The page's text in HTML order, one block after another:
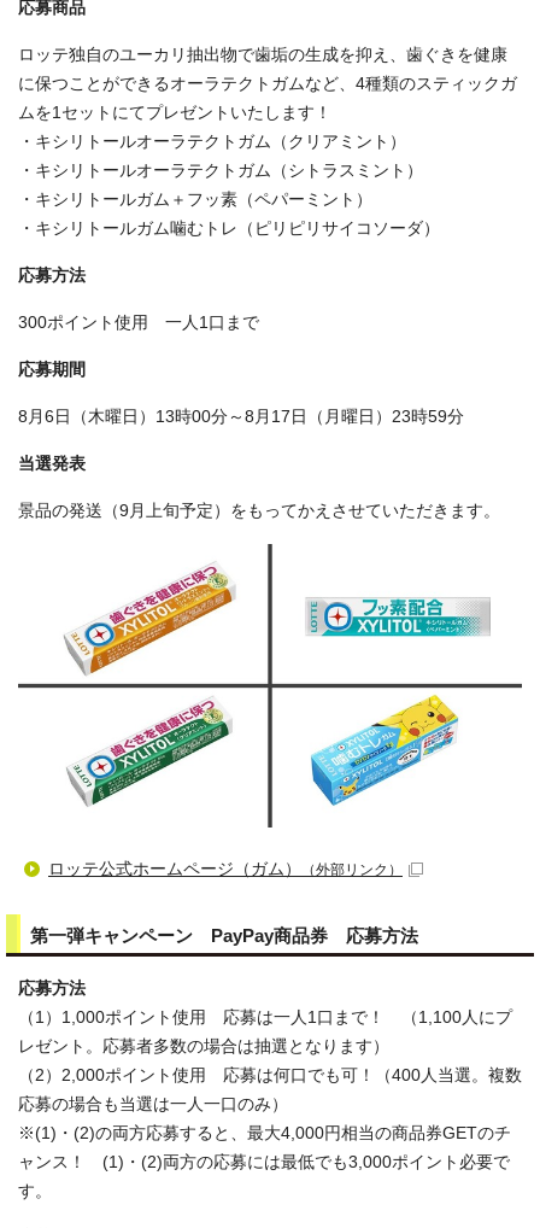
応募商品
ロッテ独自のユーカリ抽出物で歯垢の生成を抑え、歯ぐきを健康
に保つことができるオーラテクトガムなど、4種類のスティックガ
ムを1セットにてプレゼントいたします！
・キシリトールオーラテクトガム（クリアミント）
・キシリトールオーラテクトガム（シトラスミント）
・キシリトールガム＋フッ素（ペパーミント）
・キシリトールガム噛むトレ（ピリピリサイコソーダ）
応募方法
300ポイント使用 一人1口まで
応募期間
8月6日（木曜日）13時00分～8月17日（月曜日）23時59分
当選発表
景品の発送（9月上旬予定）をもってかえさせていただきます。
ロッテ公式ホームページ（ガム） （外部リンク）
第一弾キャンペーン PayPay商品券 応募方法
応募方法
（1）1,000ポイント使用 応募は一人1口まで！ （1,100人にプ
レゼント。応募者多数の場合は抽選となります）
（2）2,000ポイント使用 応募は何口でも可！（400人当選。複数
応募の場合も当選は一人一口のみ）
※(1)・(2)の両方応募すると、最大4,000円相当の商品券GETのチ
ャンス！ (1)・(2)両方の応募には最低でも3,000ポイント必要で
す。